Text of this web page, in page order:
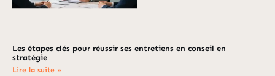
Les étapes clés pour réussir ses entretiens en conseil en
stratégie
Lire la suite »